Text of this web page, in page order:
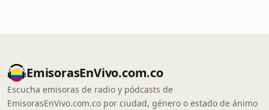
EmisorasEnVivo.com.co
Escucha emisoras de radio y pódcasts de
EmisorasEnVivo.com.co por ciudad, género o estado de ánimo